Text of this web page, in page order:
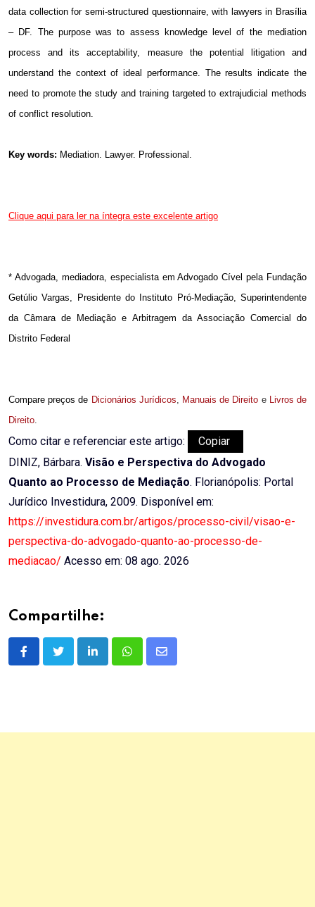
data collection for semi-structured questionnaire, with lawyers in Brasília
– DF. The purpose was to assess knowledge level of the mediation
process and its acceptability, measure the potential litigation and
understand the context of ideal performance. The results indicate the
need to promote the study and training targeted to extrajudicial methods
of conflict resolution.
Key words: Mediation. Lawyer. Professional.
Clique aqui para ler na íntegra este excelente artigo
* Advogada, mediadora, especialista em Advogado Cível pela Fundação
Getúlio Vargas, Presidente do Instituto Pró-Mediação, Superintendente
da Câmara de Mediação e Arbitragem da Associação Comercial do
Distrito Federal
Compare preços de Dicionários Jurídicos, Manuais de Direito e Livros de
Direito.
Como citar e referenciar este artigo:
Copiar
DINIZ, Bárbara. Visão e Perspectiva do Advogado
Quanto ao Processo de Mediação. Florianópolis: Portal
Jurídico Investidura, 2009. Disponível em:
https://investidura.com.br/artigos/processo-civil/visao-e-
perspectiva-do-advogado-quanto-ao-processo-de-
mediacao/ Acesso em: 08 ago. 2026
Compartilhe:
LinkedInWhatsappShare